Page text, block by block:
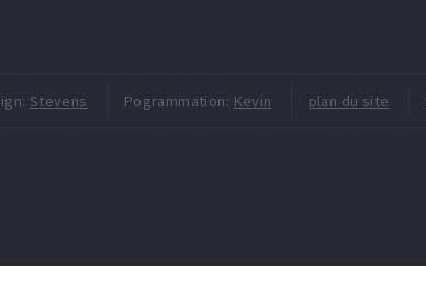
Stevens Pogrammation: Kevin plan du site